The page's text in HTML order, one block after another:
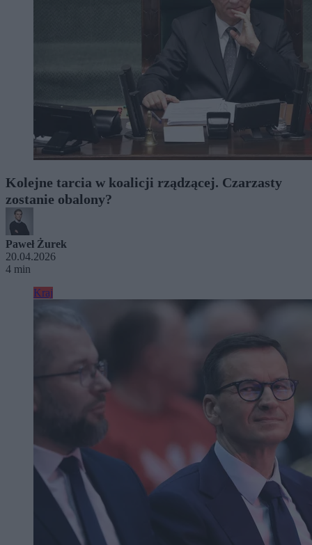
Kolejne tarcia w koalicji rządzącej. Czarzasty
zostanie obalony?
Paweł Żurek
20.04.2026
4 min
Kraj